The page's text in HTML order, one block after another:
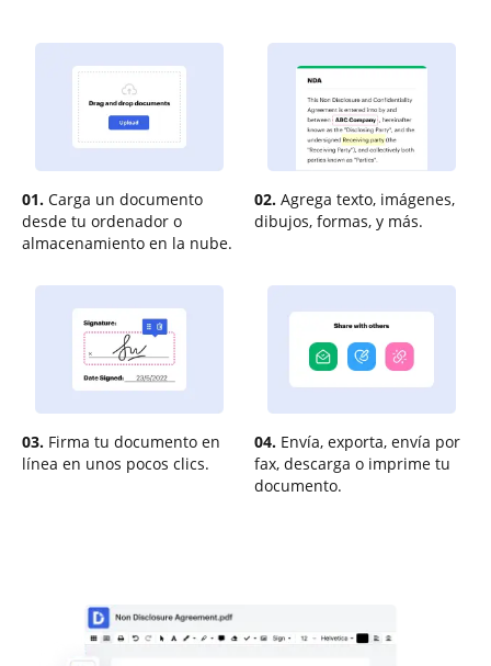
01. Carga un documento
desde tu ordenador o
almacenamiento en la nube.
02. Agrega texto, imágenes,
dibujos, formas, y más.
03. Firma tu documento en
línea en unos pocos clics.
04. Envía, exporta, envía por
fax, descarga o imprime tu
documento.